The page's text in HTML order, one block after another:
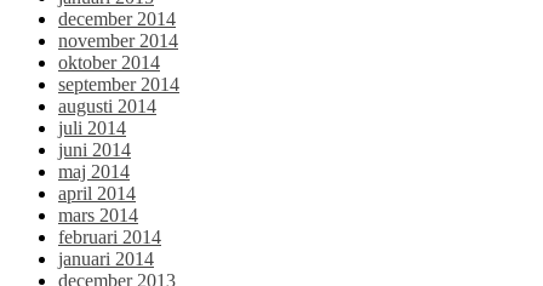
december 2014
november 2014
oktober 2014
september 2014
augusti 2014
juli 2014
juni 2014
maj 2014
april 2014
mars 2014
februari 2014
januari 2014
december 2013